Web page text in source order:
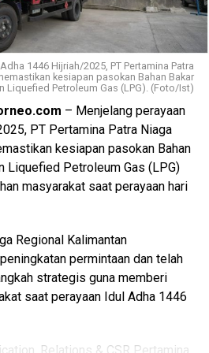
cuma kalahnya beliau punya
sejak dulu tidak pernah berubah,
Kami merasa bangga sebagai
di sini,” ungkap H. Muhidin
H. Muhidin mengucapkan terima
Asmara dalam kegiatan
foto bersama bisa
Facebook 0
1446 Hijriah/2025, PT Pertamina Patra
kesiapan pasokan Bahan Bakar
Liquefied Petroleum Gas (LPG). (Foto/Ist)
– Menjelang perayaan
PT Pertamina Patra Niaga
kesiapan pasokan Bahan
Liquefied Petroleum Gas (LPG)
masyarakat saat perayaan hari
Regional Kalimantan
permintaan dan telah
strategis guna memberi
saat perayaan Idul Adha 1446